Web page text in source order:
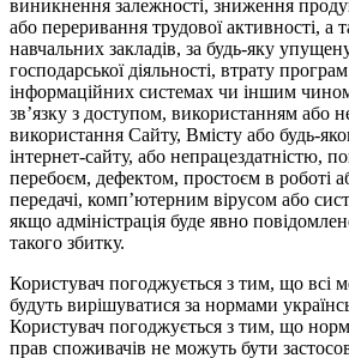
виникнення залежності, зниження
або переривання трудової активності, а
навчальних закладів, за будь-яку
господарської діяльності, втрату
інформаційних системах чи іншим
зв’язку з доступом, використанням або
використання Сайту, Вмісту або будь-
інтернет-сайту, або непрацездатністю,
перебоєм, дефектом, простоєм в роботі
передачі, комп’ютерним вірусом або
якщо адміністрація буде явно
такого збитку.
Користувач погоджується з тим, що всі
будуть вирішуватися за нормами
Користувач погоджується з тим, що
прав споживачів не можуть бути